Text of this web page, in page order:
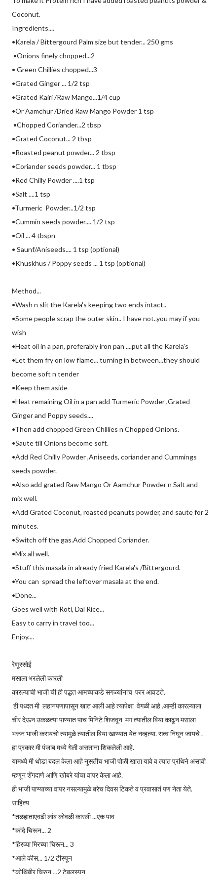
Coconut.
Ingredients....
•Karela / Bittergourd Palm size but tender... 250 gms
•Onions finely chopped...2
• Green Chillies chopped...3
•Grated Ginger ... 1/2 tsp
•Grated Kairi /Raw Mango...1/4 cup
•Or Aamchur /Dried Raw Mango Powder 1 tsp
•Chopped Coriander...2 tbsp
•Grated Coconut... 2 tbsp
•Roasted peanut powder... 2 tbsp
•Coriander seeds powder... 1 tbsp
•Red Chilly Powder ....1 tsp
•Salt ....1 tsp
•Turmeric Powder...1/2 tsp
•Cummin seeds powder.... 1/2 tsp
•Oil ... 4 tbspn
• Saunf/Aniseeds.... 1 tsp (optional)
•Khuskhus / Poppy seeds ... 1 tsp (optional)
Method...
•Wash n slit the Karela's keeping two ends intact..
•Some people scrap the outer skin.. I have not..you may if you
wish
•Heat oil in a pan, preferably iron pan ....put all the Karela's
•Let them fry on low flame... turning in between...they should
become soft n tender
•Keep them aside
•Heat remaining Oil in a pan add Turmeric Powder ,Grated
Ginger and Poppy seeds....
•Then add chopped Green Chillies n Chopped Onions.
•Saute till Onions become soft.
•Add Red Chilly Powder ,Aniseeds, coriander and Cummings
seeds powder.
•Also add grated Raw Mango Or Aamchur Powder n Salt and
mix well.
•Add Grated Coconut, roasted peanuts powder, and saute for 2
minutes.
•Switch off the gas.Add Chopped Coriander.
•Mix all well.
•Stuff this masala in already fried Karela's /Bittergourd.
•You can spread the leftover masala at the end.
•Done...
Goes well with Roti, Dal Rice...
Easy to carry in travel too...
Enjoy....
रेणूरसोई
मसाला भरलेली कारली
कारल्याची भाजी ची ही पद्धत आमच्याकडे सगळ्यांनाच फार आवडते.
ही पध्दत मी लहानपणापासून खात आली आहे त्यापेक्षा वेगळी आहे .आम्ही कारल्याला
चीर देऊन उकळत्या पाण्यात पाच मिनिटे शिजवून मग त्यातील बिया काढून मसाला
भरून भाजी करायचो त्यामुळे त्यातील बिया खाण्यात येत नव्हत्या. सत्व निघून जायचे .
हा प्रकार मी पंजाब मध्ये गेली असताना शिकलेली आहे.
यामध्ये मी थोडा बदल केला आहे नुसतीच भाजी पोळी खाता यावे व त्यात प्रथिने असावी
म्हणून शेंगदाणे आणि खोबरे यांचा वापर केला आहे.
ही भाजी पाण्याच्या वापर नसल्यामुळे बरेच दिवस टिकते व प्रवासातं पण नेता येते.
साहित्य
*तळहाताएवढी लांब कोवळी कारली ...एक पाव
*कांदे चिरून... 2
*हिरव्या मिरच्या चिरून... 3
*आले कीस... 1/2 टीस्पून
*कोथिंबीर चिरुन ...2 टेबलस्पून